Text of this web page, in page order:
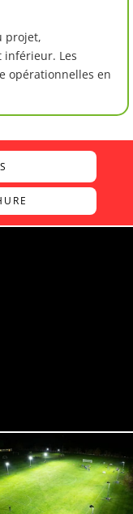
projet,
inférieur. Les
opérationnelles en